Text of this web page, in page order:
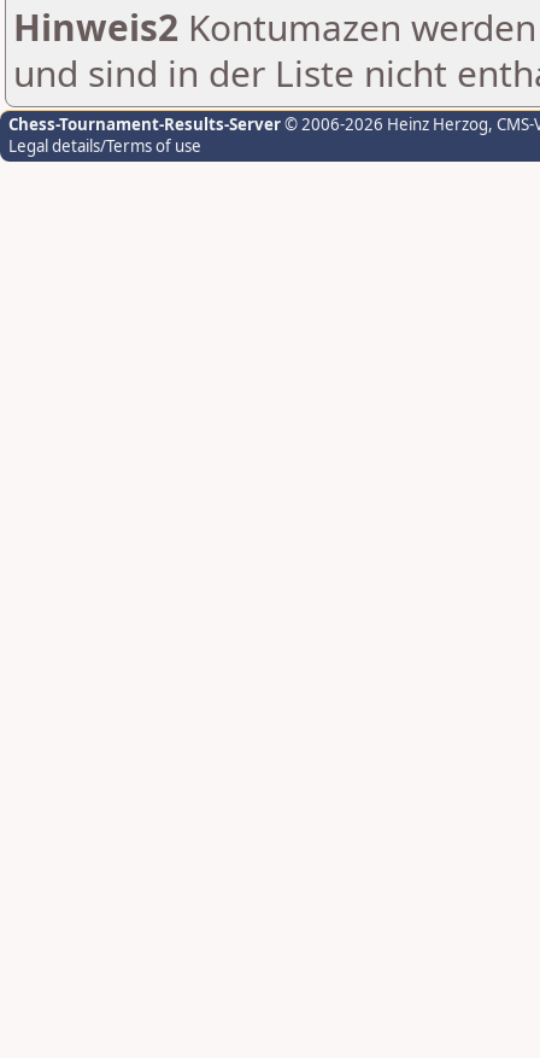
Hinweis2 Kontumazen
und sind in der Liste nicht
Chess-Tournament-Results-Server© 2006-2026 Heinz Herzog,
Legal details/Terms of use